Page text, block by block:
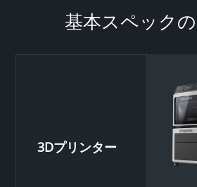
基本スペック
3Dプリンター